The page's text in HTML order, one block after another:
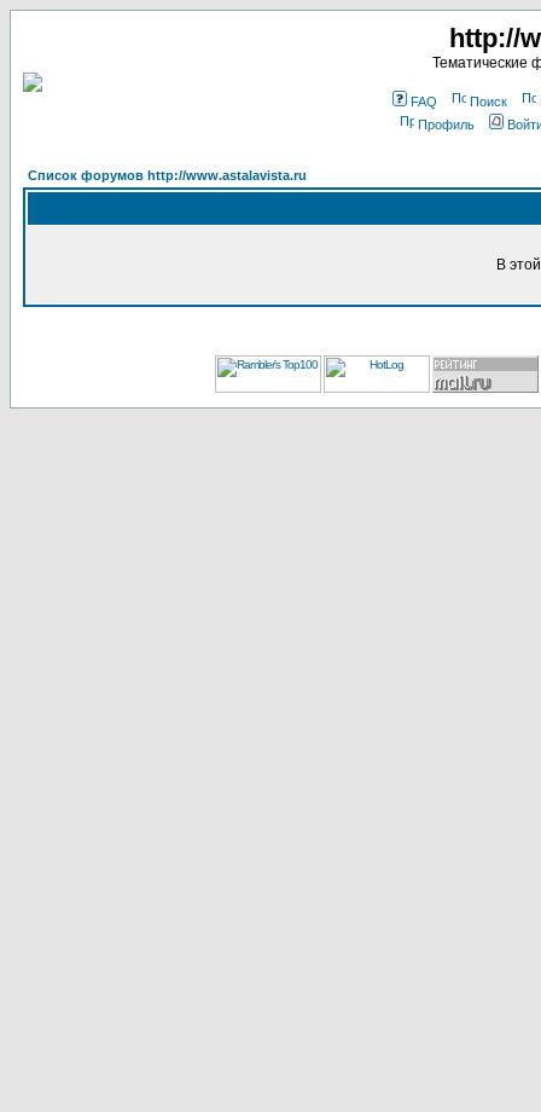
http://
Тематические
FAQ Поиск
Профиль
Список форумов http://www.astalavista.ru
В